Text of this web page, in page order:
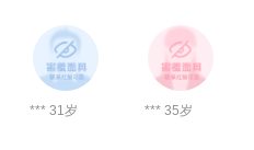
*** 31岁 *** 35岁